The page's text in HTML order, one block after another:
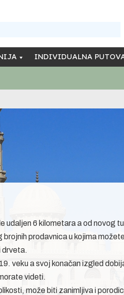
INDIVIDUALNA
udaljen 6 kilometara a od novog
prodavnica u kojima
drveta.
veku a svoj konačan izgled
videti.
može biti zanimljiva i